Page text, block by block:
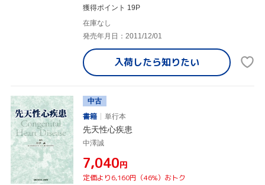
獲得ポイント 19P
在庫なし
発売年月日：2011/12/01
入荷したら知りたい
中古
書籍
単行本
先天性心疾患
中澤誠
¥7,040円
定価より6,160円（46%）おトク